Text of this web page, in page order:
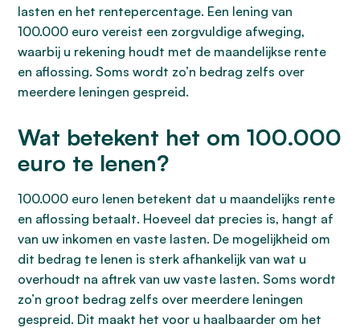
lasten en het rentepercentage. Een lening van
100.000 euro vereist een zorgvuldige afweging,
waarbij u rekening houdt met de maandelijkse rente
en aflossing. Soms wordt zo’n bedrag zelfs over
meerdere leningen gespreid.
Wat betekent het om 100.000
euro te lenen?
100.000 euro lenen betekent dat u maandelijks rente
en aflossing betaalt. Hoeveel dat precies is, hangt af
van uw inkomen en vaste lasten. De mogelijkheid om
dit bedrag te lenen is sterk afhankelijk van wat u
overhoudt na aftrek van uw vaste lasten. Soms wordt
zo’n groot bedrag zelfs over meerdere leningen
gespreid. Dit maakt het voor u haalbaarder om het